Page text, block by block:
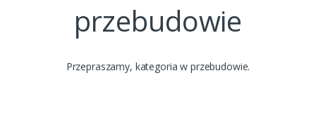
przebudowie
Przepraszamy, kategoria w przebudowie.